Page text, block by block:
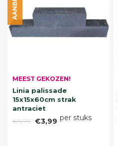
MEEST GEKOZEN!
Linia palissade
15x15x60cm strak
antraciet
€5,75 €3,99 per stuks